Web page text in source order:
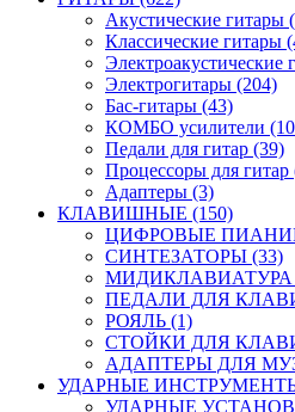
Акустические гитары
Классические гитары
Электроакустические
Электрогитары (204)
Бас-гитары (43)
КОМБО усилители
Педали для гитар (39)
Процессоры для гитар
Адаптеры (3)
КЛАВИШНЫЕ (150)
ЦИФРОВЫЕ
СИНТЕЗАТОРЫ (33)
МИДИКЛАВИАТУРА
ПЕДАЛИ ДЛЯ
РОЯЛЬ (1)
СТОЙКИ ДЛЯ
АДАПТЕРЫ ДЛЯ
УДАРНЫЕ ИНСТРУМЕНТЫ
УДАРНЫЕ